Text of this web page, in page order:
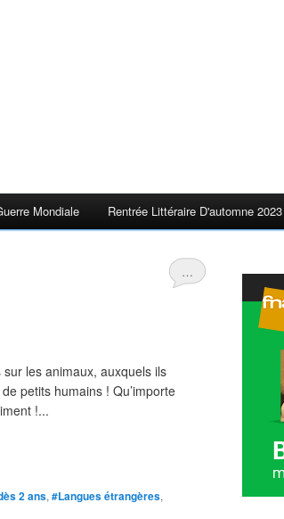
Mondiale Rentrée Littéraire D'automne 2023
…
les animaux, auxquels ils
petits humains ! Qu’importe
!...
2 ans, #Langues étrangères,